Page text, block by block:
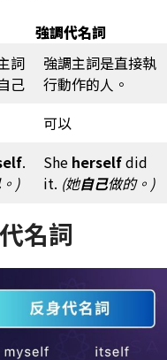
強調代名詞
詞
己
強調主詞是直接執
行動作的人。
可以
.
。)
She herselfdid
it. (她自己做的。)
名詞